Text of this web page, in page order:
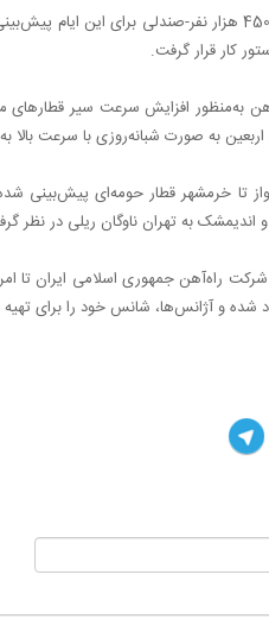
به گفته قائم‌مقام شرکت راه‌آهن، 450 هزار نفر-
کار قرار گرفت.
اربعین به صورت شبانه‌روزی با سرعت بالا
تا خرمشهر قطار حومه‌ای پیش‌بینی
اندیمشک به تهران ناوگان ریلی در نظر
شده و آژانس‌ها، شانس خود را برای